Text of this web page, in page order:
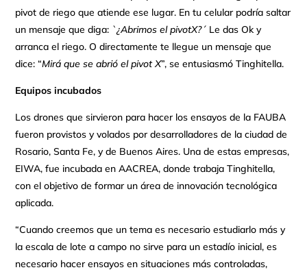
pivot de riego que atiende ese lugar. En tu celular podría saltar
un mensaje que diga: `¿Abrimos el pivotX?´ Le das Ok y
arranca el riego. O directamente te llegue un mensaje que
dice: “Mirá que se abrió elpivot X”, se entusiasmó Tinghitella.
Equipos incubados
Los drones que sirvieron para hacer los ensayos de la FAUBA
fueron provistos y volados por desarrolladores de la ciudad de
Rosario, Santa Fe, y de Buenos Aires. Una de estas empresas,
EIWA, fue incubada en AACREA, donde trabaja Tinghitella,
con el objetivo de formar un área de innovación tecnológica
aplicada.
“Cuando creemos que un tema es necesario estudiarlo más y
la escala de lote a campo no sirve para un estadío inicial, es
necesario hacer ensayos en situaciones más controladas,